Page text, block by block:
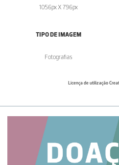
1056px X 796px
TIPO DE IMAGEM
Fotografias
Licença de utilização